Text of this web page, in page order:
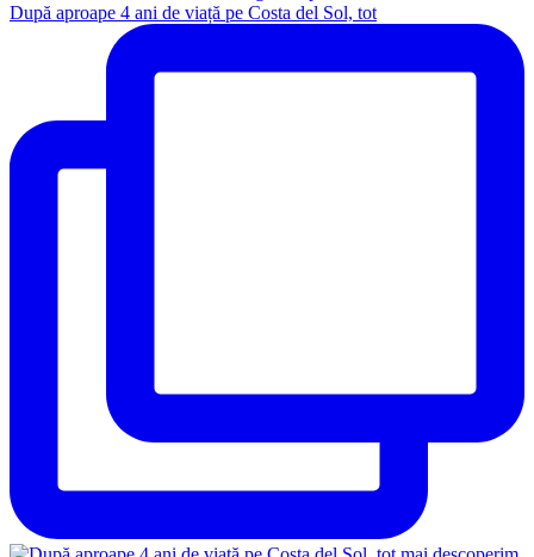
După aproape 4 ani de viață pe Costa del Sol, tot